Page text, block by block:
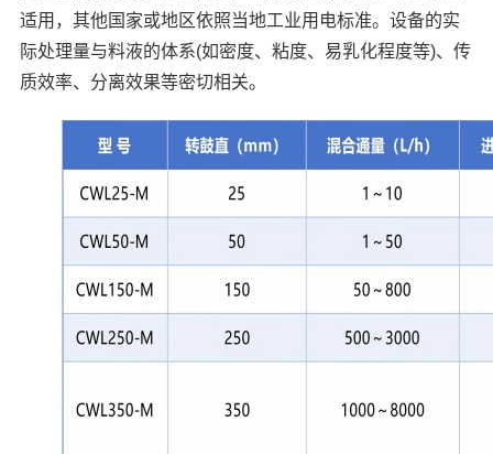
适用，其他国家或地区依照当地工业用电标准。设备的实
际处理量与料液的体系(如密度、粘度、易乳化程度等)、传
质效率、分离效果等密切相关。